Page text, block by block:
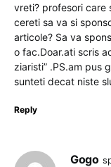
vreti? profesori care
cereti sa va si
articole? Sa va
o fac.Doar.ati scris
ziaristi” .PS.am pus
sunteti decat niste
Reply
Gogo